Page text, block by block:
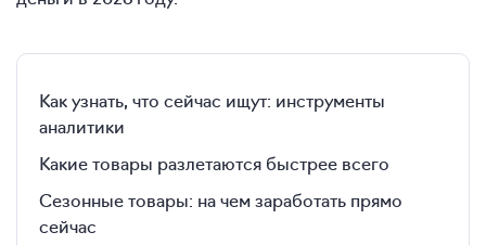
Как узнать, что сейчас ищут: инструменты
аналитики
Какие товары разлетаются быстрее всего
Сезонные товары: на чем заработать прямо
сейчас